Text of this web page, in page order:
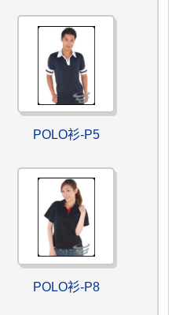
POLO衫-P5
POLO衫-P8